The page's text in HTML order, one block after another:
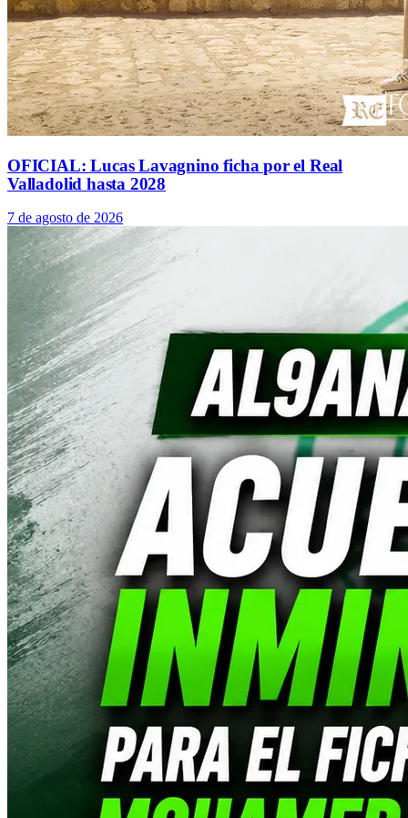
OFICIAL: Lucas Lavagnino ficha por el Real
Valladolid hasta 2028
7 de agosto de 2026